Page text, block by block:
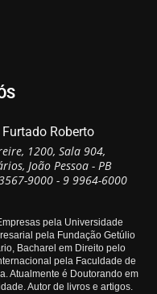
Roberto
1200, Sala 904,
João Pessoa - PB
9000 - 9 9964-6000
pela Universidade
pela Fundação Getúlio
Bacharel em Direito pelo
pela Faculdade de
Atualmente é Doutorando em
Autor de livros e artigos.